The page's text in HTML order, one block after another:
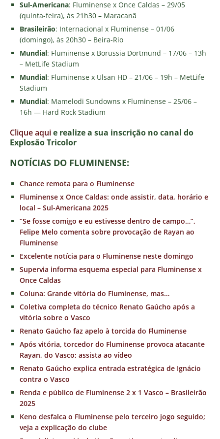
Sul-Americana: Fluminense x Once Caldas – 29/05
(quinta-feira), às 21h30 – Maracanã
Brasileirão: Internacional x Fluminense – 01/06
(domingo), às 20h30 – Beira-Rio
Mundial: Fluminense x Borussia Dortmund – 17/06 – 13h
– MetLife Stadium
Mundial: Fluminense x Ulsan HD – 21/06 – 19h – MetLife
Stadium
Mundial: Mamelodi Sundowns x Fluminense – 25/06 –
16h — Hard Rock Stadium
Clique aquie realize a sua inscrição no canal do
Explosão Tricolor
NOTÍCIAS DO FLUMINENSE:
Chance remota para o Fluminense
Fluminense x Once Caldas: onde assistir, data, horário e
local – Sul-Americana 2025
“Se fosse comigo e eu estivesse dentro de campo…”,
Felipe Melo comenta sobre provocação de Rayan ao
Fluminense
Excelente notícia para o Fluminense neste domingo
Supervia informa esquema especial para Fluminense x
Once Caldas
Coluna: Grande vitória do Fluminense, mas…
Coletiva completa do técnico Renato Gaúcho após a
vitória sobre o Vasco
Renato Gaúcho faz apelo à torcida do Fluminense
Após vitória, torcedor do Fluminense provoca atacante
Rayan, do Vasco; assista ao vídeo
Renato Gaúcho explica entrada estratégica de Ignácio
contra o Vasco
Renda e público de Fluminense 2 x 1 Vasco – Brasileirão
2025
Keno desfalca o Fluminense pelo terceiro jogo seguido;
veja a explicação do clube